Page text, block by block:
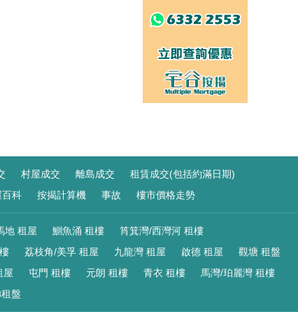
村屋成交 離島成交
租賃成交(包括約滿日期)
百科 按揭計算機 事故 樓市價格走勢
地 租屋 鰂魚涌 租樓
筲箕灣/西灣河 租樓
荔枝角/美孚 租屋 九龍灣 租屋 啟德 租屋
觀塘 租盤
屋 屯門 租樓 元朗 租樓 青衣 租樓
馬灣/珀麗灣 租樓
盤